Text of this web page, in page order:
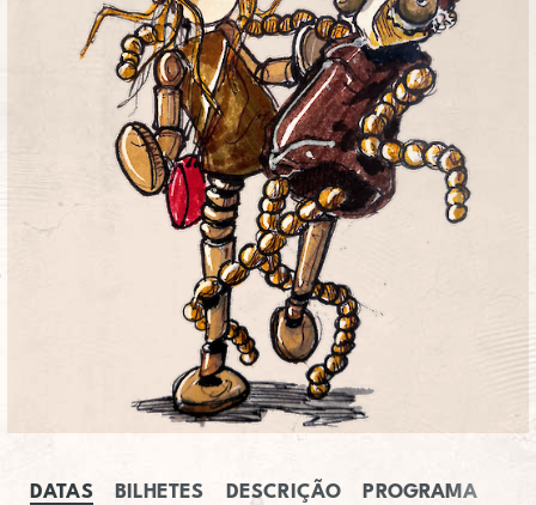
SERVIÇO EDUCATIVO
SOBRE O TEL
DATAS BILHETES DESCRIÇÃO PROGRAMA